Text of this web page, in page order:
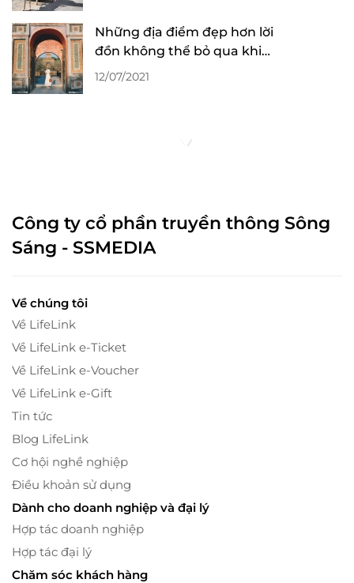
Những địa điểm đẹp hơn lời
đồn không thể bỏ qua khi
du lịch Huế
12/07/2021
Công ty cổ phần truyền thông Sông
Sáng - SSMEDIA
Về chúng tôi
Về LifeLink
Về LifeLink e-Ticket
Về LifeLink e-Voucher
Về LifeLink e-Gift
Tin tức
Blog LifeLink
Cơ hội nghề nghiệp
Điều khoản sử dụng
Dành cho doanh nghiệp và đại lý
Hợp tác doanh nghiệp
Hợp tác đại lý
Chăm sóc khách hàng